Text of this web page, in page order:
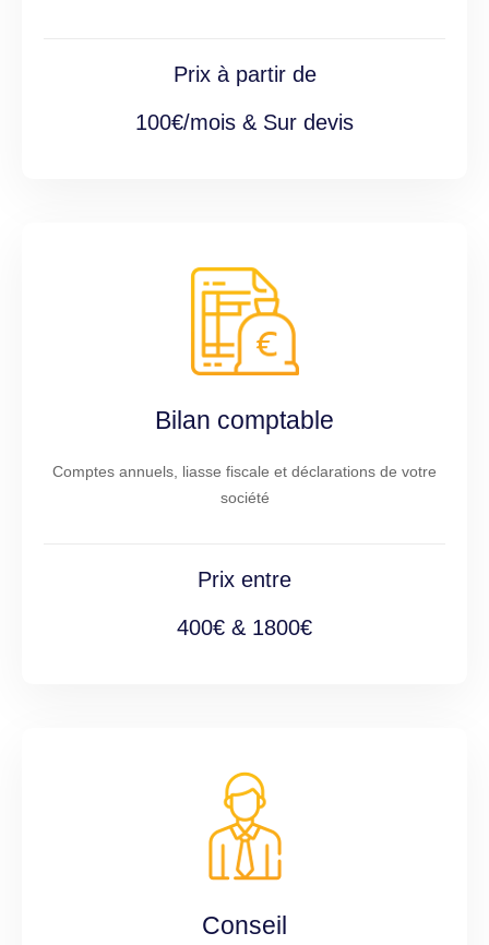
Prix à partir de
100€/mois & Sur devis
Bilan comptable
Comptes annuels, liasse fiscale et déclarations de votre
société
Prix entre
400€ & 1800€
Conseil